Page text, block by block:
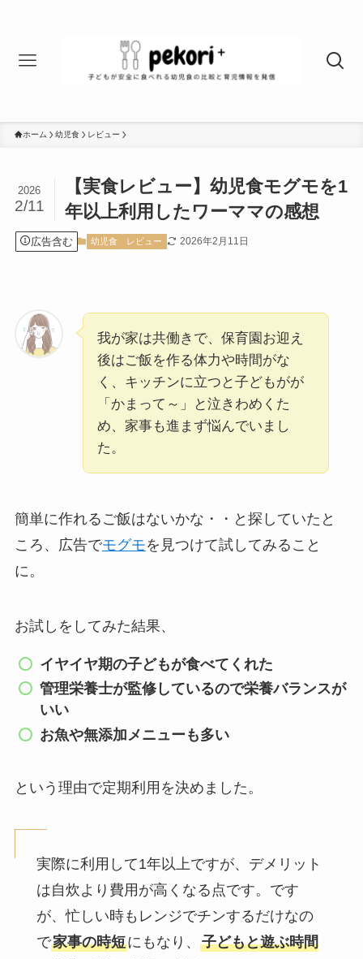
ホーム 幼児食 レビュー
【実食レビュー】幼児食モグモを1
年以上利用したワーママの感想
2026
2/11
広告含む 幼児食 レビュー 2026年2月11日
我が家は共働きで、保育園お迎え
後はご飯を作る体力や時間がな
く、キッチンに立つと子どもがが
「かまって～」と泣きわめくた
め、家事も進まず悩んでいまし
た。
簡単に作れるご飯はないかな・・と探していたと
ころ、広告でモグモを見つけて試してみること
に。
お試しをしてみた結果、
イヤイヤ期の子どもが食べてくれた
管理栄養士が監修しているので栄養バランスが
いい
お魚や無添加メニューも多い
という理由で定期利用を決めました。
実際に利用して1年以上ですが、デメリット
は自炊より費用が高くなる点です。です
が、忙しい時もレンジでチンするだけなの
で家事の時短にもなり、 子どもと遊ぶ時間